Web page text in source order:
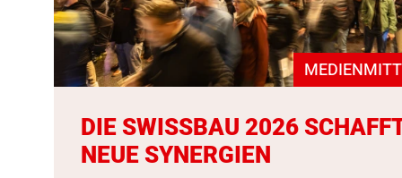
DIE SWISSBAU 2026
NEUE SYNERGIEN